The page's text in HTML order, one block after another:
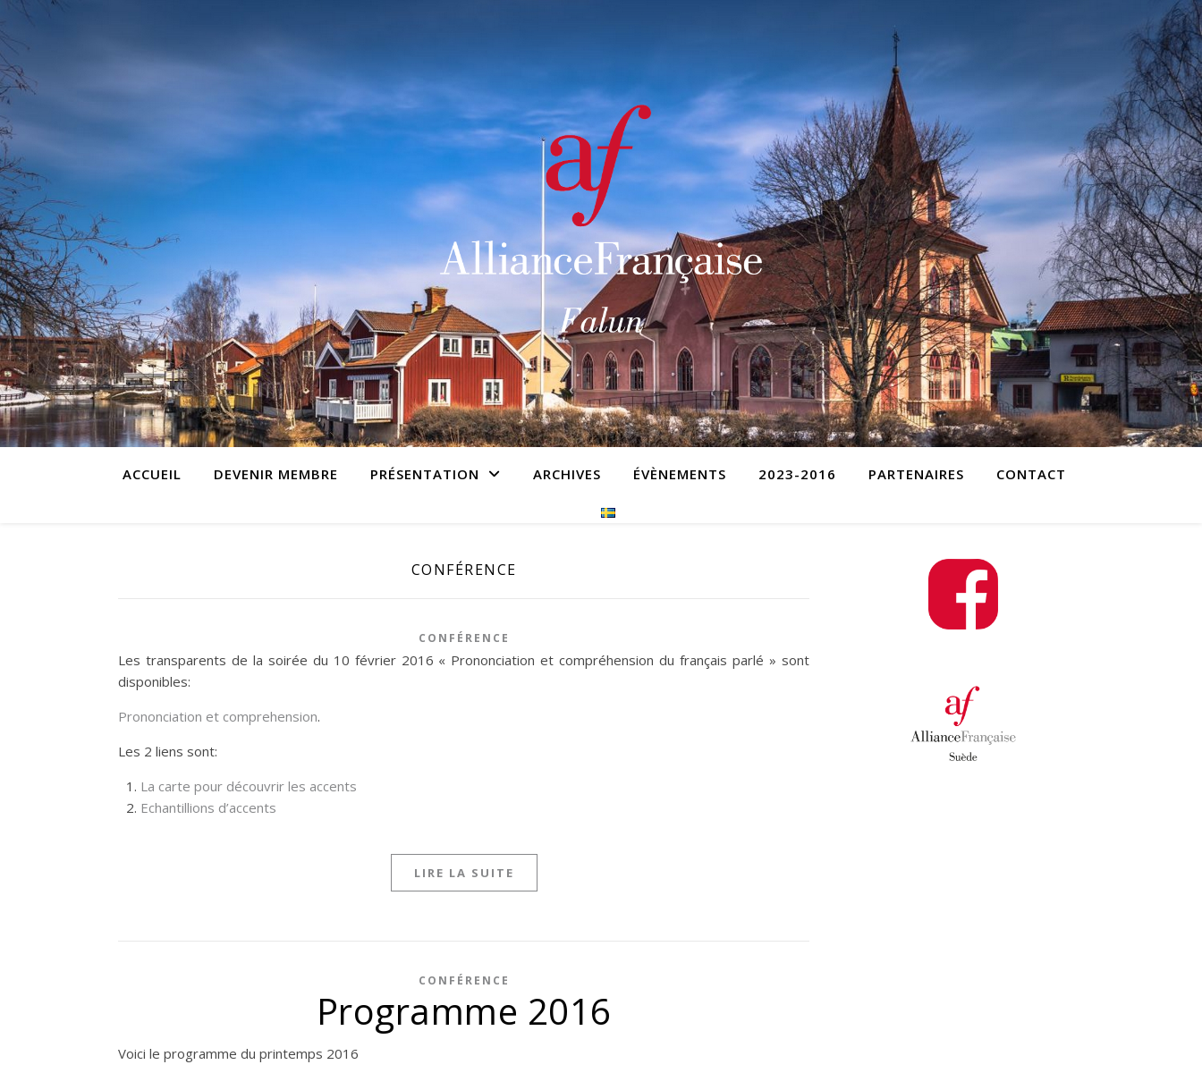
ACCUEIL DEVENIR MEMBRE PRÉSENTATION ARCHIVES ÉVÈNEMENTS 2023-2016 PARTENAIRES CONTACT
CONFÉRENCE
CONFÉRENCE
Les transparents de la soirée du 10 février 2016 « Prononciation et compréhension du français parlé » sont
disponibles:
Prononciation et comprehension.
Les 2 liens sont:
La carte pour découvrir les accents
Echantillions d’accents
LIRE LA SUITE
CONFÉRENCE
Programme 2016
Voici le programme du printemps 2016